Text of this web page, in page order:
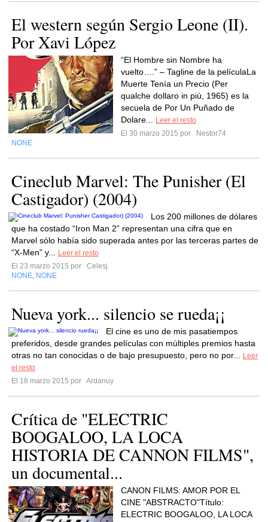
El western según Sergio Leone (II).
Por Xavi López
“El Hombre sin Nombre ha
vuelto….” – Tagline de la películaLa
Muerte Tenía un Precio (Per
qualche dollaro in più, 1965) es la
secuela de Por Un Puñado de
Dolare...
Leer el resto
El 30 marzo 2015 por
Nestor74
NONE
Cineclub Marvel: The Punisher (El
Castigador) (2004)
Los 200 millones de dólares
que ha costado “Iron Man 2” representan una cifra que en
Marvel sólo había sido superada antes por las terceras partes de
“X-Men” y...
Leer el resto
El 23 marzo 2015 por
Celesj
NONE NONE
Nueva york... silencio se rueda¡¡
El cine es uno de mis pasatiempos
preferidos, desde grandes películas con múltiples premios hasta
otras no tan conocidas o de bajo presupuesto, pero no por...
Leer
el resto
El 18 marzo 2015 por Ardanuy
Crítica de "ELECTRIC
BOOGALOO, LA LOCA
HISTORIA DE CANNON FILMS",
un documental...
CANON FILMS: AMOR POR EL
CINE "ABSTRACTO"Título:
ELECTRIC BOOGALOO, LA LOCA